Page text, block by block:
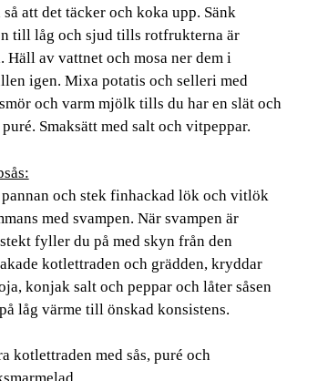
så att det täcker och koka upp. Sänk
till låg och sjud tills rotfrukterna är
Häll av vattnet och mosa ner dem i
igen. Mixa potatis och selleri med
och varm mjölk tills du har en slät och
Smaksätt med salt och vitpeppar.
och stek finhackad lök och vitlök
med svampen. När svampen är
fyller du på med skyn från den
kotlettraden och grädden, kryddar
konjak salt och peppar och låter såsen
låg värme till önskad konsistens.
kotlettraden med sås, puré och